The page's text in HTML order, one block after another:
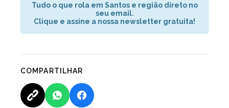
Tudo o que rola em Santos e região direto no
seu email.
Clique e assine a nossa newsletter gratuita!
COMPARTILHAR